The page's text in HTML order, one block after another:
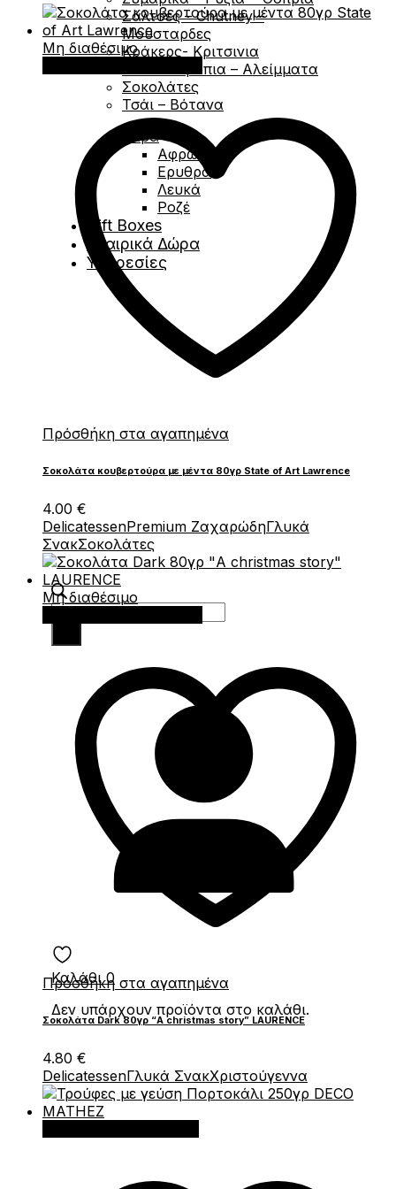
Σάλτσες – Chutney –
Μουσταρδες
Κράκερς- Κριτσινια
Μέλι – Σιρόπια – Αλείμματα
Σοκολάτες
Τσάι – Βότανα
Κάβα
Αφρώδες
Ερυθρά
Λευκά
Ροζέ
Gift Boxes
Εταιρικά Δώρα
Υπηρεσίες
Products
search
Καλάθι 0
Δεν υπάρχουν προϊόντα στο καλάθι.
Μη διαθέσιμο
Πρόσθήκη στα αγαπημένα
Σοκολάτα κουβερτούρα με μέντα 80γρ State of Art Lawrence
4.00 €
DelicatessenPremium ΖαχαρώδηΓλυκά
ΣνακΣοκολάτες
Μη διαθέσιμο
Πρόσθήκη στα αγαπημένα
Σοκολάτα Dark 80γρ “A christmas story” LAURENCE
4.80 €
DelicatessenΓλυκά ΣνακΧριστούγεννα